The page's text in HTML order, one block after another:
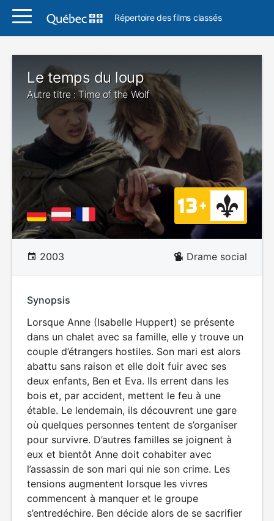
Répertoire des films classés
Le temps du loup
Autre titre : Time of the Wolf
2003 Drame social
Synopsis
Lorsque Anne (Isabelle Huppert) se présente
dans un chalet avec sa famille, elle y trouve un
couple d’étrangers hostiles. Son mari est alors
abattu sans raison et elle doit fuir avec ses
deux enfants, Ben et Eva. Ils errent dans les
bois et, par accident, mettent le feu à une
étable. Le lendemain, ils découvrent une gare
où quelques personnes tentent de s’organiser
pour survivre. D’autres familles se joignent à
eux et bientôt Anne doit cohabiter avec
l’assassin de son mari qui nie son crime. Les
tensions augmentent lorsque les vivres
commencent à manquer et le groupe
s’entredéchire. Ben décide alors de se sacrifier